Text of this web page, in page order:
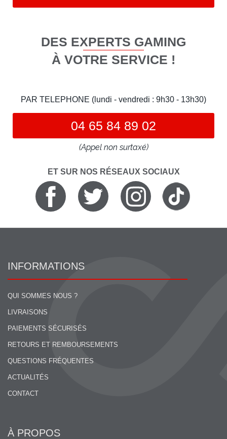
DES EXPERTS GAMING
À VOTRE SERVICE !
PAR TELEPHONE (lundi - vendredi : 9h30 - 13h30)
04 65 84 89 02
(Appel non surtaxé)
ET SUR NOS RÉSEAUX SOCIAUX
INFORMATIONS
QUI SOMMES NOUS ?
LIVRAISONS
PAIEMENTS SÉCURISÉS
RETOURS ET REMBOURSEMENTS
QUESTIONS FRÉQUENTES
ACTUALITÉS
CONTACT
À PROPOS